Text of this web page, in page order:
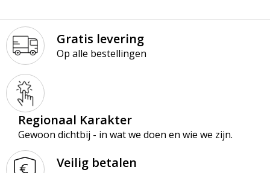
Gratis levering
Op alle bestellingen
Regionaal Karakter
Gewoon dichtbij - in wat we doen en wie we zijn.
Veilig betalen